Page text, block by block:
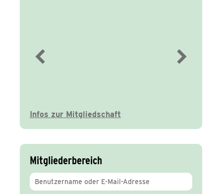
Infos zur Mitgliedschaft
Mitgliederbereich